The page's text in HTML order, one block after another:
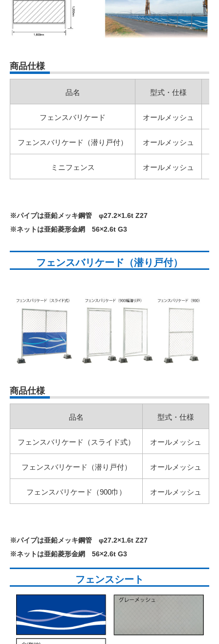
商品仕様
品名 型式・仕様
フェンスバリケード オールメッシュ
フェンスバリケード（潜り戸付） オールメッシュ
ミニフェンス オールメッシュ
※パイプは亜鉛メッキ鋼管 φ27.2×1.6t Z27
※ネットは亜鉛菱形金網 56×2.6t G3
フェンスバリケード（潜り戸付）
商品仕様
品名 型式・仕様
フェンスバリケード（スライド式） オールメッシュ
フェンスバリケード（潜り戸付） オールメッシュ
フェンスバリケード（900巾） オールメッシュ
※パイプは亜鉛メッキ鋼管 φ27.2×1.6t Z27
※ネットは亜鉛菱形金網 56×2.6t G3
フェンスシート